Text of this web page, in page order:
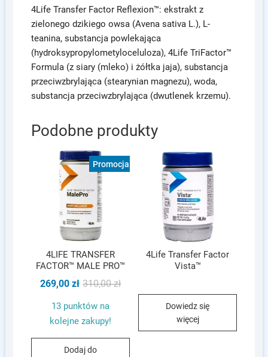
4Life Transfer Factor Reflexion™: ekstrakt z
zielonego dzikiego owsa (Avena sativa L.), L-
teanina, substancja powlekająca
(hydroksypropylometyloceluloza), 4Life TriFactor™
Formula (z siary (mleko) i żółtka jaja), substancja
przeciwzbrylająca (stearynian magnezu), woda,
substancja przeciwzbrylająca (dwutlenek krzemu).
Podobne produkty
Promocja!
4LIFE TRANSFER
FACTOR™ MALE PRO™
310,00złPierwotna
cena
269,00 zł
Aktualna
cena
13 punktów na
kolejne zakupy!
Dodaj do
4Life Transfer Factor
Vista™
Dowiedz się
więcej